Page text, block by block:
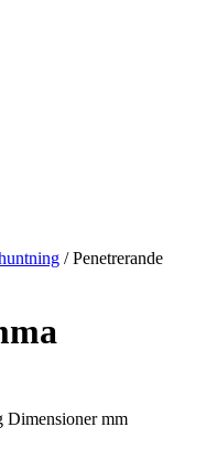
/ Penetrerande
Dimensioner mm